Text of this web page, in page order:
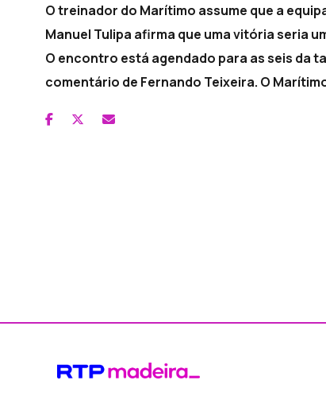
O treinador do Marítimo assume que a
Manuel Tulipa afirma que uma vitória seria
O encontro está agendado para as seis da
comentário de Fernando Teixeira. O